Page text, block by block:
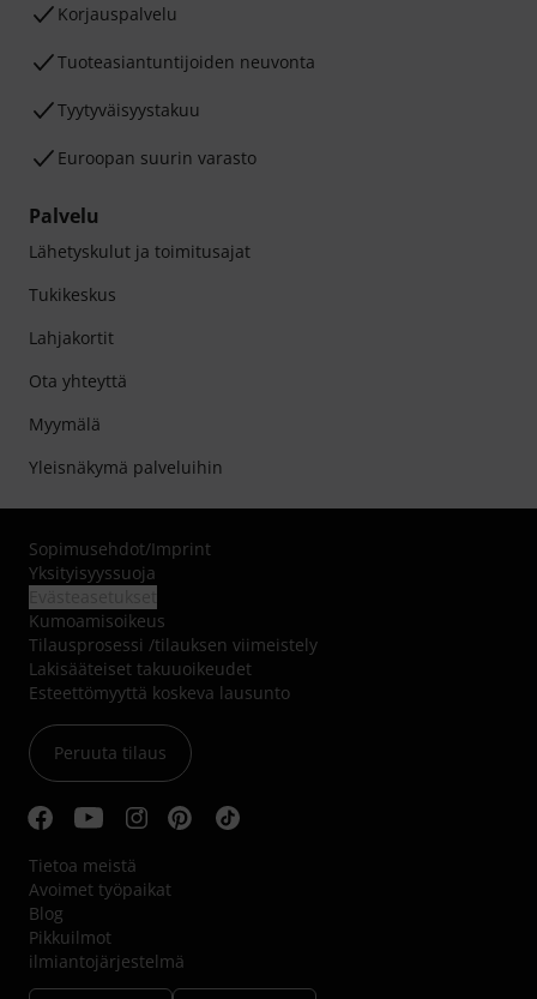
Korjauspalvelu
Tuoteasiantuntijoiden neuvonta
Tyytyväisyystakuu
Euroopan suurin varasto
Palvelu
Lähetyskulut ja toimitusajat
Tukikeskus
Lahjakortit
Ota yhteyttä
Myymälä
Yleisnäkymä palveluihin
Sopimusehdot/Imprint
Yksityisyyssuoja
Kumoamisoikeus
Tilausprosessi /tilauksen viimeistely
Lakisääteiset takuuoikeudet
Esteettömyyttä koskeva lausunto
Peruuta tilaus
Tietoa meistä
Avoimet työpaikat
Blog
Pikkuilmot
ilmiantojärjestelmä